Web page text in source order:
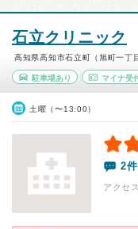
石立クリニック
高知県高知市石立町（旭町一丁
駐車場あり マイナ受
土曜（〜13:00）
2件
アクセ